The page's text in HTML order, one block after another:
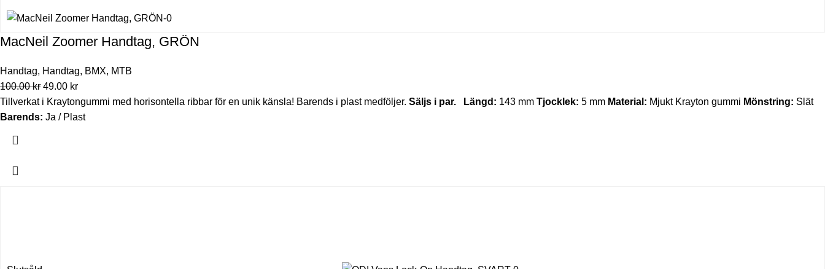
MacNeil Zoomer Handtag, GRÖN
Handtag, Handtag, BMX, MTB
100.00kr 49.00 kr
Tillverkat i Kraytongummi med horisontella ribbar för en unik känsla! Barends i plast medföljer. Säljs i par. Längd: 143 mm Tjocklek: 5 mm Material: Mjukt Krayton gummi Mönstring: Slät
Barends: Ja / Plast